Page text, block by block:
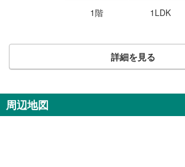
1階 1LDK
詳細を見る
周辺地図